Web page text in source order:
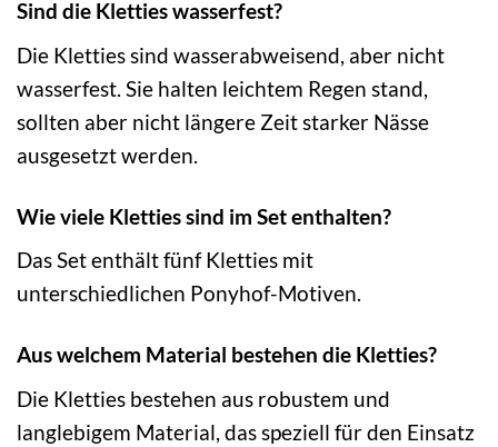
Sind die Kletties wasserfest?
Die Kletties sind wasserabweisend, aber nicht
wasserfest. Sie halten leichtem Regen stand,
sollten aber nicht längere Zeit starker Nässe
ausgesetzt werden.
Wie viele Kletties sind im Set enthalten?
Das Set enthält fünf Kletties mit
unterschiedlichen Ponyhof-Motiven.
Aus welchem Material bestehen die Kletties?
Die Kletties bestehen aus robustem und
langlebigem Material, das speziell für den Einsatz